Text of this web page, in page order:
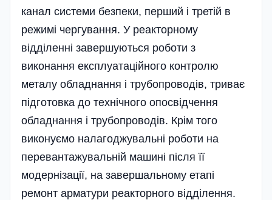
канал системи безпеки, перший і третій в
режимі чергування. У реакторному
відділенні завершуються роботи з
виконання експлуатаційного контролю
металу обладнання і трубопроводів, триває
підготовка до технічного опосвідчення
обладнання і трубопроводів. Крім того
виконуємо налагоджувальні роботи на
перевантажувальній машині після її
модернізації, на завершальному етапі
ремонт арматури реакторного відділення.